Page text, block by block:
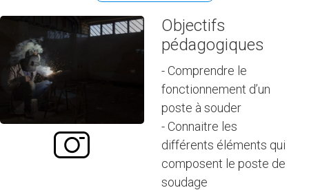
Objectifs
pédagogiques
- Comprendre le
fonctionnement d’un
poste à souder
- Connaitre les
différents éléments qui
composent le poste de
soudage